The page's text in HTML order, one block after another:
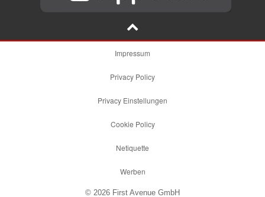
Impressum
Privacy Policy
Privacy Einstellungen
Cookie Policy
Netiquette
Werben
© 2026 First Avenue GmbH